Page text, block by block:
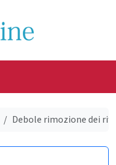
Debole rimozione dei